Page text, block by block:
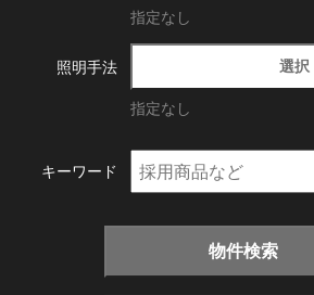
指定なし
照明手法 選択
指定なし
キーワード
物件検索